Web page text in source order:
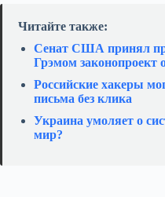
Читайте также:
Сенат США принял
Грэмом законопроект
Российские хакеры
письма без клика
Украина умоляет о
мир?